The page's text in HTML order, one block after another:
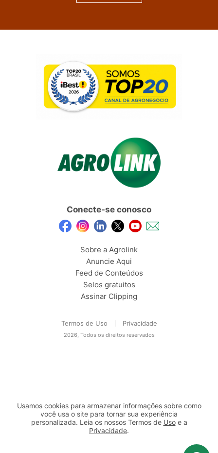
Conecte-se conosco
Sobre a Agrolink
Anuncie Aqui
Feed de Conteúdos
Selos gratuitos
Assinar Clipping
Termos de Uso Privacidade
2026, Todos os direitos reservados
Usamos cookies para armazenar informações sobre como
você usa o site para tornar sua experiência
personalizada. Leia os nossos Termos de Usoe a
Privacidade.